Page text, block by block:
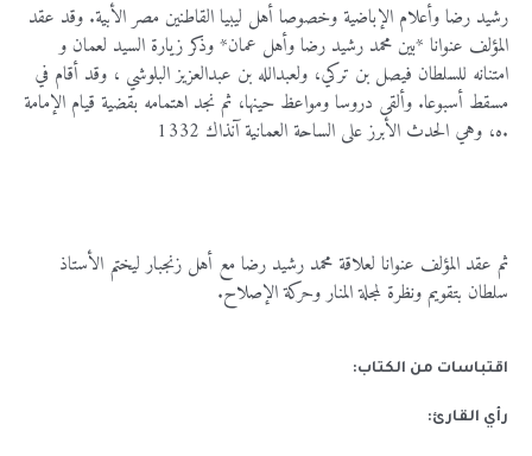
رشيد رضا وأعلام الإباضية وخصوصا أهل ليبيا القاطنين مصر الأبية. وقد عقد
المؤلف عنوانا *بين محمد رشيد رضا وأهل عمان* وذكر زيارة السيد لعمان و
امتنانه للسلطان فيصل بن تركي، ولعبدالله بن عبدالعزيز البلوشي ، وقد أقام في
مسقط أسبوعا. وألقى دروسا ومواعظ حينها، ثم نجد اهتمامه بقضية قيام الإمامة
133‪2 ه، وهي الحدث الأبرز على الساحة العمانية آنذاك.
ثم عقد المؤلف عنوانا لعلاقة محمد رشيد رضا مع أهل زنجبار ليختم الأستاذ
سلطان بتقويم ونظرة لمجلة المنار وحركة الإصلاح.
اقتباسات من الكتاب:
رأي القارئ: